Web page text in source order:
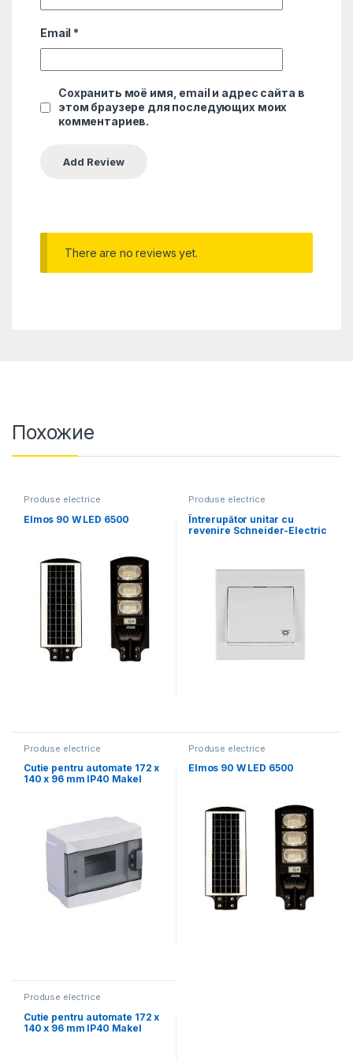
Email *
Сохранить моё имя, email и адрес сайта в
этом браузере для последующих моих
комментариев.
There are no reviews yet.
Похожие
Produse electrice
Elmos 90 W LED 6500
Produse electrice
Întrerupător unitar cu
revenire Schneider-Electric
Produse electrice
Cutie pentru automate 172 x
140 x 96 mm IP40 Makel
Produse electrice
Elmos 90 W LED 6500
Produse electrice
Cutie pentru automate 172 x
140 x 96 mm IP40 Makel